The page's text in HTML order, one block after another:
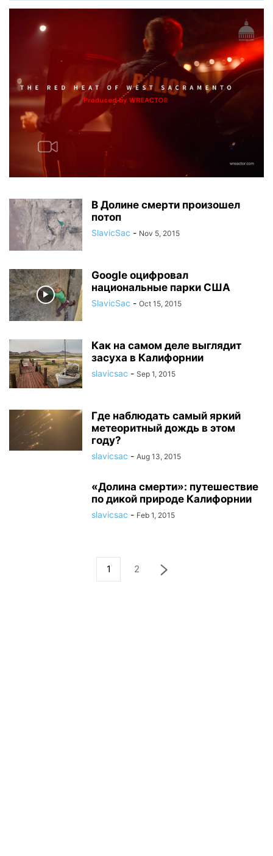
В Долине смерти произошел
потоп
SlavicSac - Nov 5, 2015
Google оцифровал
национальные парки США
SlavicSac - Oct 15, 2015
Как на самом деле выглядит
засуха в Калифорнии
slavicsac - Sep 1, 2015
Где наблюдать самый яркий
метеоритный дождь в этом
году?
slavicsac - Aug 13, 2015
«Долина смерти»: путешествие
по дикой природе Калифорнии
slavicsac - Feb 1, 2015
1 2